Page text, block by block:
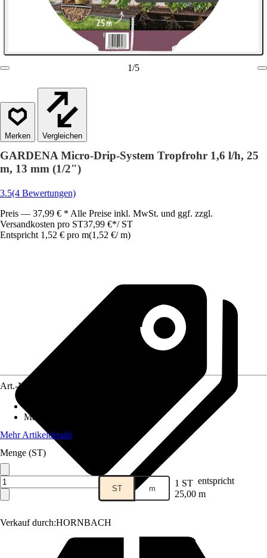
1/5
Vergleichen
GARDENA Micro-Drip-System Tropfrohr 1,6 l/h, 25
m, 13 mm (1/2")
3.5(4 Bewertungen)
Preis — 37,99 € * Alle Preise inkl. MwSt. und ggf. zzgl.
Versandkosten pro ST37,99 €*/ ST
Entspricht 1,52 € pro m(1,52 €/ m)
Verkauf durch:HORNBACH
Art.-Nr.
Material
Mehr Artikeldetails
Menge (ST)
ST m 1 ST entspricht
25,00 m